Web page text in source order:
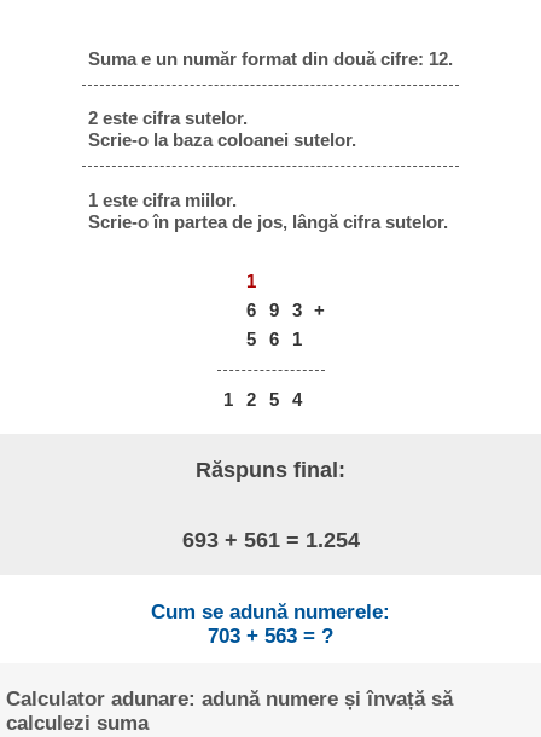
Suma e un număr format din două cifre: 12.
2 este cifra sutelor.
Scrie-o la baza coloanei sutelor.
1 este cifra miilor.
Scrie-o în partea de jos, lângă cifra sutelor.
1
6
9 3
+
5
6 1
1 2 5 4
Răspuns final:
693 + 561 = 1.254
Cum se adună numerele:
703 + 563 = ?
Calculator adunare: adună numere și învață să
calculezi suma